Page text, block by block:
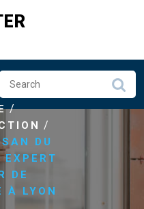
/
/
DU
EXPERT
DE
À LYON